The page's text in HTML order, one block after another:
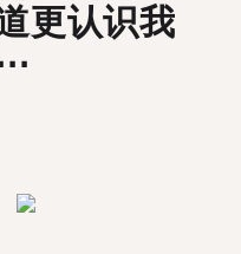
更认识我